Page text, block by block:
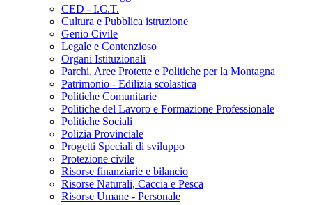
CED - I.C.T.
Cultura e Pubblica istruzione
Genio Civile
Legale e Contenzioso
Organi Istituzionali
Parchi, Aree Protette e Politiche per la Montagna
Patrimonio - Edilizia scolastica
Politiche Comunitarie
Politiche del Lavoro e Formazione Professionale
Politiche Sociali
Polizia Provinciale
Progetti Speciali di sviluppo
Protezione civile
Risorse finanziarie e bilancio
Risorse Naturali, Caccia e Pesca
Risorse Umane - Personale